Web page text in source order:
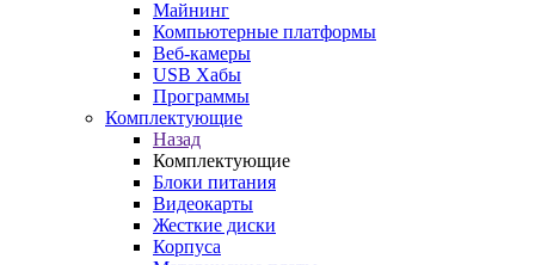
Майнинг
Компьютерные платформы
Веб-камеры
USB Хабы
Программы
Комплектующие
Назад
Комплектующие
Блоки питания
Видеокарты
Жесткие диски
Корпуса